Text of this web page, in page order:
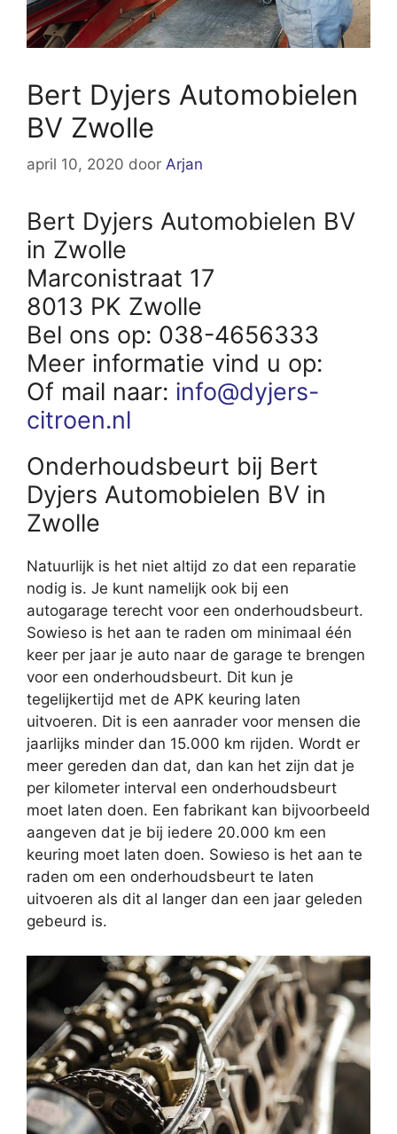
Bert Dyjers Automobielen
BV Zwolle
april 10, 2020 door Arjan
Bert Dyjers Automobielen BV
in Zwolle
Marconistraat 17
8013 PK Zwolle
Bel ons op: 038-4656333
Meer informatie vind u op:
Of mail naar: info@dyjers-
citroen.nl
Onderhoudsbeurt bij Bert
Dyjers Automobielen BV in
Zwolle
Natuurlijk is het niet altijd zo dat een reparatie
nodig is. Je kunt namelijk ook bij een
autogarage terecht voor een onderhoudsbeurt.
Sowieso is het aan te raden om minimaal één
keer per jaar je auto naar de garage te brengen
voor een onderhoudsbeurt. Dit kun je
tegelijkertijd met de APK keuring laten
uitvoeren. Dit is een aanrader voor mensen die
jaarlijks minder dan 15.000 km rijden. Wordt er
meer gereden dan dat, dan kan het zijn dat je
per kilometer interval een onderhoudsbeurt
moet laten doen. Een fabrikant kan bijvoorbeeld
aangeven dat je bij iedere 20.000 km een
keuring moet laten doen. Sowieso is het aan te
raden om een onderhoudsbeurt te laten
uitvoeren als dit al langer dan een jaar geleden
gebeurd is.